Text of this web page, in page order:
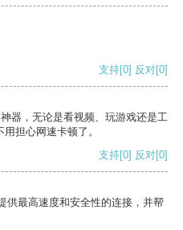
支持[0] 反对[0]
器，无论是看视频、玩游戏还是工
担心网速卡顿了。
支持[0] 反对[0]
供最高速度和安全性的连接，并帮